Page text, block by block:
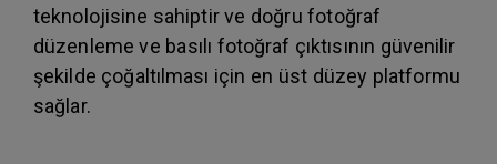
teknolojisine sahiptir ve doğru fotoğraf
düzenleme ve basılı fotoğraf çıktısının güvenilir
şekilde çoğaltılması için en üst düzey platformu
sağlar.